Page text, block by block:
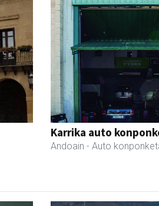
Karrika auto
Andoain - Auto